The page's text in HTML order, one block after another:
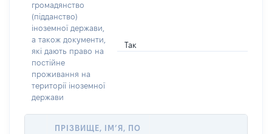
громадянство
(підданство)
іноземної держави,
а також документи,
які дають право на
постійне
проживання на
території іноземної
держави
Так
ПРІЗВИЩЕ, ІМ’Я, ПО